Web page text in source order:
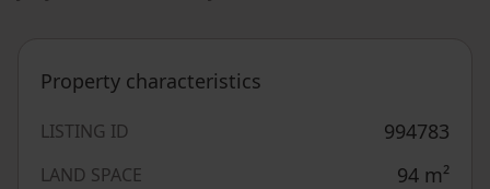
Property characteristics
LISTING ID 994783
LAND SPACE 94 m²